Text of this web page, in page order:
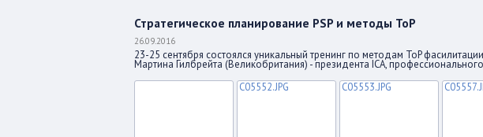
Стратегическое планирование PSP и методы ToP
26.09.2016
23-25 сентября состоялся уникальный тренинг по методам ToP
Мартина Гилбрейта (Великобритания) - президента ICA,